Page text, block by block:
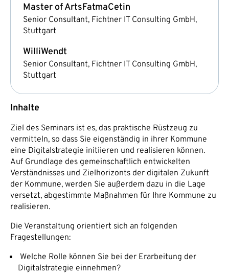
Master of ArtsFatmaCetin
Senior Consultant, Fichtner IT Consulting GmbH,
Stuttgart
WilliWendt
Senior Consultant, Fichtner IT Consulting GmbH,
Stuttgart
Inhalte
Ziel des Seminars ist es, das praktische Rüstzeug zu
vermitteln, so dass Sie eigenständig in ihrer Kommune
eine Digitalstrategie initiieren und realisieren können.
Auf Grundlage des gemeinschaftlich entwickelten
Verständnisses und Zielhorizonts der digitalen Zukunft
der Kommune, werden Sie außerdem dazu in die Lage
versetzt, abgestimmte Maßnahmen für Ihre Kommune zu
realisieren.
Die Veranstaltung orientiert sich an folgenden
Fragestellungen:
Welche Rolle können Sie bei der Erarbeitung der
Digitalstrategie einnehmen?